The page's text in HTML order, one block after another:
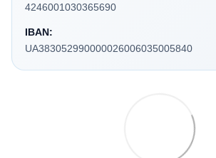
4246001030365690
IBAN:
UA383052990000026006035005840